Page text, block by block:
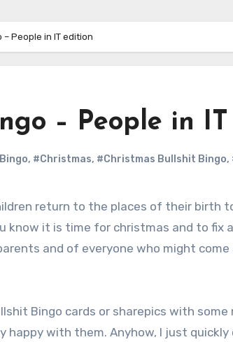
People in IT edition
– People in
, #Christmas, #Christmas Bullshit Bingo,
know it is time for christmas and to fix
and of everyone who might come
Bingo cards or sharepics with some
happy with them. Anyhow, I just quickly